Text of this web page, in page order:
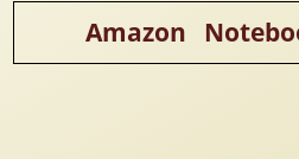
Amazon